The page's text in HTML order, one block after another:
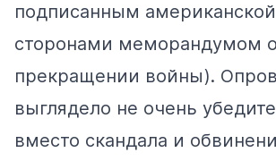
подписанным
сторонами меморандумом о
прекращении войны).
выглядело не очень
вместо скандала и